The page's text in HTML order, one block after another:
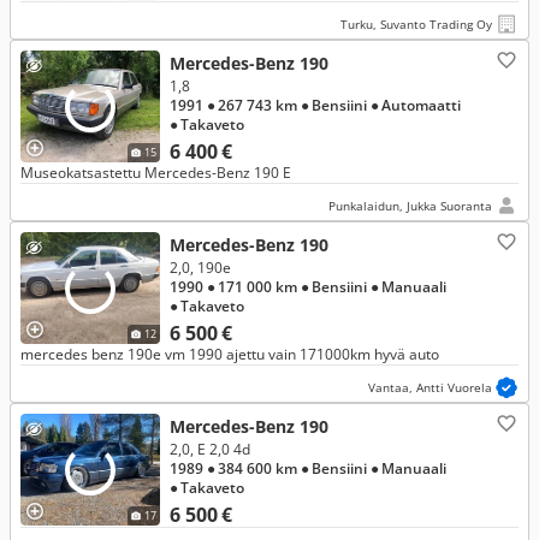
Turku, Suvanto Trading Oy
15
Mercedes-Benz 190
6 400 €
1,8
1991 ● 267 743 km ● Bensiini ● Automaatti
● Takaveto
Museokatsastettu Mercedes-Benz 190 E
Punkalaidun, Jukka Suoranta
12
Mercedes-Benz 190
6 500 €
2,0, 190e
1990 ● 171 000 km ● Bensiini ● Manuaali
● Takaveto
mercedes benz 190e vm 1990 ajettu vain 171000km hyvä auto
Vantaa, Antti Vuorela
17
Mercedes-Benz 190
6 500 €
2,0, E 2,0 4d
1989 ● 384 600 km ● Bensiini ● Manuaali
● Takaveto